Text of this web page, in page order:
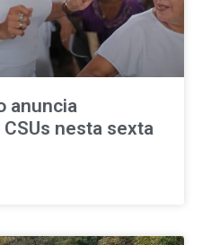
anuncia
nesta sexta